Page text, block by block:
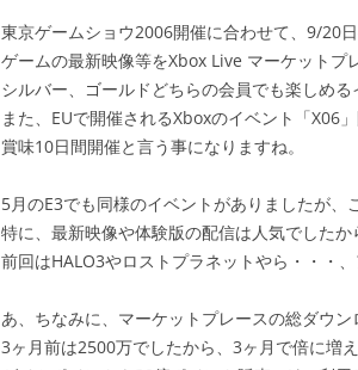
東京ゲームショウ2006開催に合わせて、9/20
ゲームの最新映像等をXbox Live マーケットプ
シルバー、ゴールドどちらの会員でも楽しめる
また、EUで開催されるXboxのイベント「X06
賞味10日間開催と言う事になりますね。
5月のE3でも同様のイベントがありましたが、
特に、最新映像や体験版の配信は人気でしたか
前回はHALO3やロストプラネットやら・・・
あ、ちなみに、マーケットプレースの総ダウン
3ヶ月前は2500万でしたから、3ヶ月で倍に増